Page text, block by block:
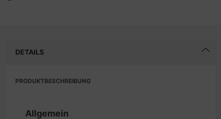
DETAILS
PRODUKTBESCHREIBUNG
Allgemein